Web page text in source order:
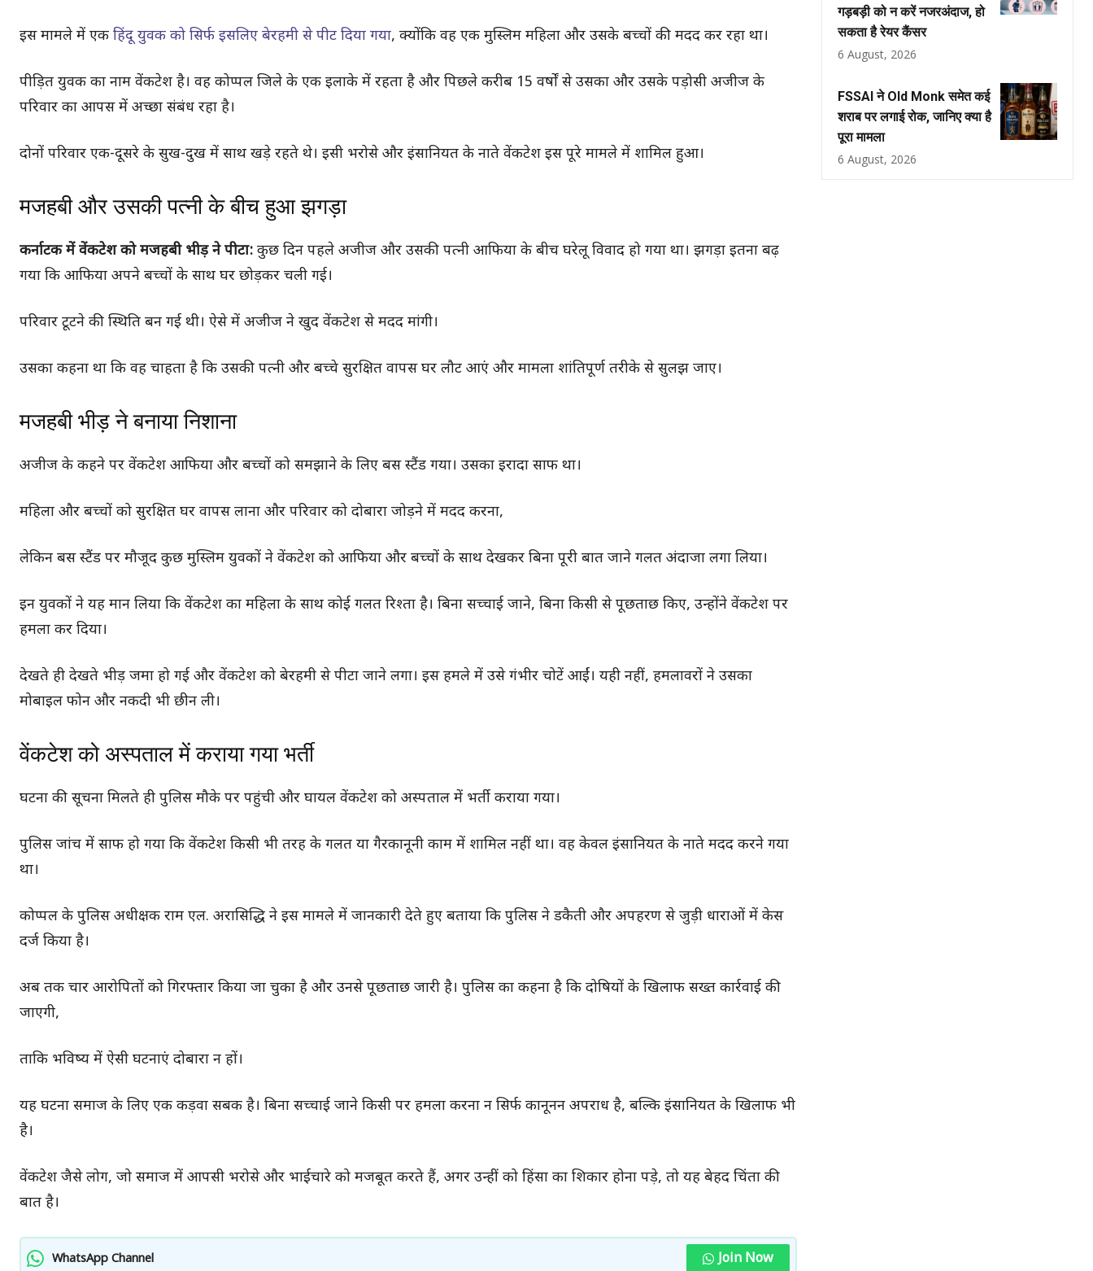
इस मामले में एक हिंदू युवक को सिर्फ इसलिए बेरहमी से पीट दिया गया, क्योंकि वह एक मुस्लिम महिला और उसके बच्चों की मदद कर रहा था।
पीड़ित युवक का नाम वेंकटेश है। वह कोप्पल जिले के एक इलाके में रहता है और पिछले करीब 15 वर्षों से उसका और उसके पड़ोसी अजीज के
परिवार का आपस में अच्छा संबंध रहा है।
दोनों परिवार एक-दूसरे के सुख-दुख में साथ खड़े रहते थे। इसी भरोसे और इंसानियत के नाते वेंकटेश इस पूरे मामले में शामिल हुआ।
मजहबी और उसकी पत्नी के बीच हुआ झगड़ा
कर्नाटक में वेंकटेश को मजहबी भीड़ ने पीटा: कुछ दिन पहले अजीज और उसकी पत्नी आफिया के बीच घरेलू विवाद हो गया था। झगड़ा इतना बढ़
गया कि आफिया अपने बच्चों के साथ घर छोड़कर चली गई।
परिवार टूटने की स्थिति बन गई थी। ऐसे में अजीज ने खुद वेंकटेश से मदद मांगी।
उसका कहना था कि वह चाहता है कि उसकी पत्नी और बच्चे सुरक्षित वापस घर लौट आएं और मामला शांतिपूर्ण तरीके से सुलझ जाए।
मजहबी भीड़ ने बनाया निशाना
अजीज के कहने पर वेंकटेश आफिया और बच्चों को समझाने के लिए बस स्टैंड गया। उसका इरादा साफ था।
महिला और बच्चों को सुरक्षित घर वापस लाना और परिवार को दोबारा जोड़ने में मदद करना,
लेकिन बस स्टैंड पर मौजूद कुछ मुस्लिम युवकों ने वेंकटेश को आफिया और बच्चों के साथ देखकर बिना पूरी बात जाने गलत अंदाजा लगा लिया।
इन युवकों ने यह मान लिया कि वेंकटेश का महिला के साथ कोई गलत रिश्ता है। बिना सच्चाई जाने, बिना किसी से पूछताछ किए, उन्होंने वेंकटेश पर
हमला कर दिया।
देखते ही देखते भीड़ जमा हो गई और वेंकटेश को बेरहमी से पीटा जाने लगा। इस हमले में उसे गंभीर चोटें आईं। यही नहीं, हमलावरों ने उसका
मोबाइल फोन और नकदी भी छीन ली।
वेंकटेश को अस्पताल में कराया गया भर्ती
घटना की सूचना मिलते ही पुलिस मौके पर पहुंची और घायल वेंकटेश को अस्पताल में भर्ती कराया गया।
पुलिस जांच में साफ हो गया कि वेंकटेश किसी भी तरह के गलत या गैरकानूनी काम में शामिल नहीं था। वह केवल इंसानियत के नाते मदद करने गया
था।
कोप्पल के पुलिस अधीक्षक राम एल. अरासिद्धि ने इस मामले में जानकारी देते हुए बताया कि पुलिस ने डकैती और अपहरण से जुड़ी धाराओं में केस
दर्ज किया है।
अब तक चार आरोपितों को गिरफ्तार किया जा चुका है और उनसे पूछताछ जारी है। पुलिस का कहना है कि दोषियों के खिलाफ सख्त कार्रवाई की
जाएगी,
ताकि भविष्य में ऐसी घटनाएं दोबारा न हों।
यह घटना समाज के लिए एक कड़वा सबक है। बिना सच्चाई जाने किसी पर हमला करना न सिर्फ कानूनन अपराध है, बल्कि इंसानियत के खिलाफ भी
है।
वेंकटेश जैसे लोग, जो समाज में आपसी भरोसे और भाईचारे को मजबूत करते हैं, अगर उन्हीं को हिंसा का शिकार होना पड़े, तो यह बेहद चिंता की
बात है।
WhatsApp Channel Join Now
गड़बड़ी को न करें नजरअंदाज, हो
सकता है रेयर कैंसर
6 August, 2026
FSSAI ने Old Monk समेत कई
शराब पर लगाई रोक, जानिए क्या है
पूरा मामला
6 August, 2026